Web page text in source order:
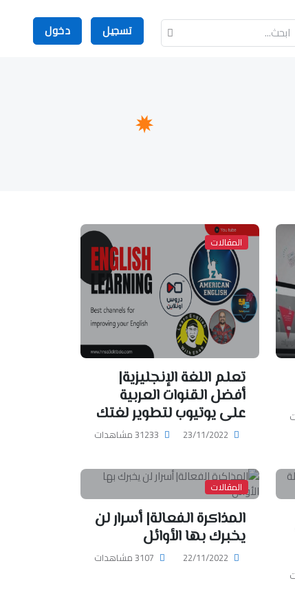
تسجيل دخول
المقالات
تعلم اللغة الإنجليزية|
أفضل القنوات العربية
على يوتيوب لتطوير لغتك
23/11/2022 31233 مشاهدات
المقالات
المذاكرة الفعالة| أسرار لن
يخبرك بها الأوائل
22/11/2022 3107 مشاهدات